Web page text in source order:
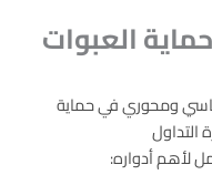
العبوات
ومحوري في حماية
التداول
لأهم أدواره: